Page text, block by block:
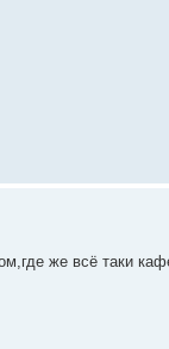
же всё таки